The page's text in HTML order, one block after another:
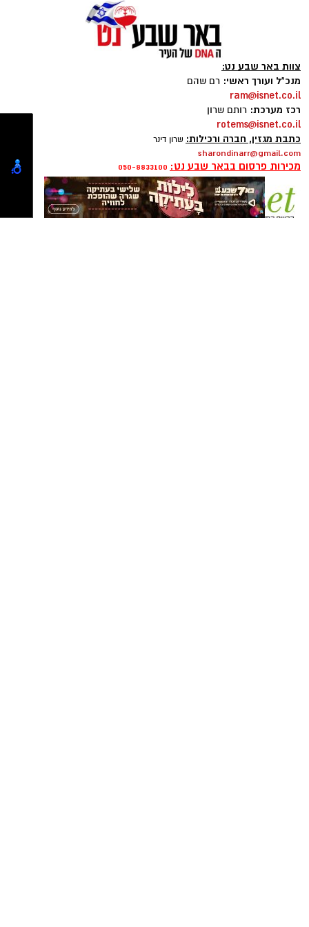
כל הפרטים על נדל"ן בבאר שבע
להורדת אפליקציה של באר שבע נט לחצו כאן
אנו מכבדים זכויות יוצרים ועושים מאמץ לאתר את
רם שהם
רכז מערכת:רותם שרון
rotems@isnet.co.il
כתבת מגזין, חברה ורכילות:
sharondinarr@gmail.com
מכירות פרסום בבאר שבע נט:
פרסום ברשת ישראל נט - אלדה נתנאל
050-7870908
elda@isnet.co.il